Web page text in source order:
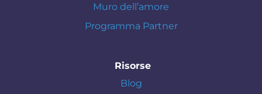
Muro dell’amore
Programma Partner
Risorse
Blog